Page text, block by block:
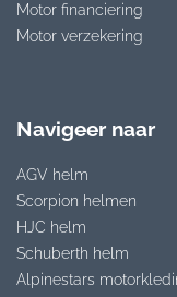
Motor financiering
Motor verzekering
Navigeer naar
AGV helm
Scorpion helmen
HJC helm
Schuberth helm
Alpinestars